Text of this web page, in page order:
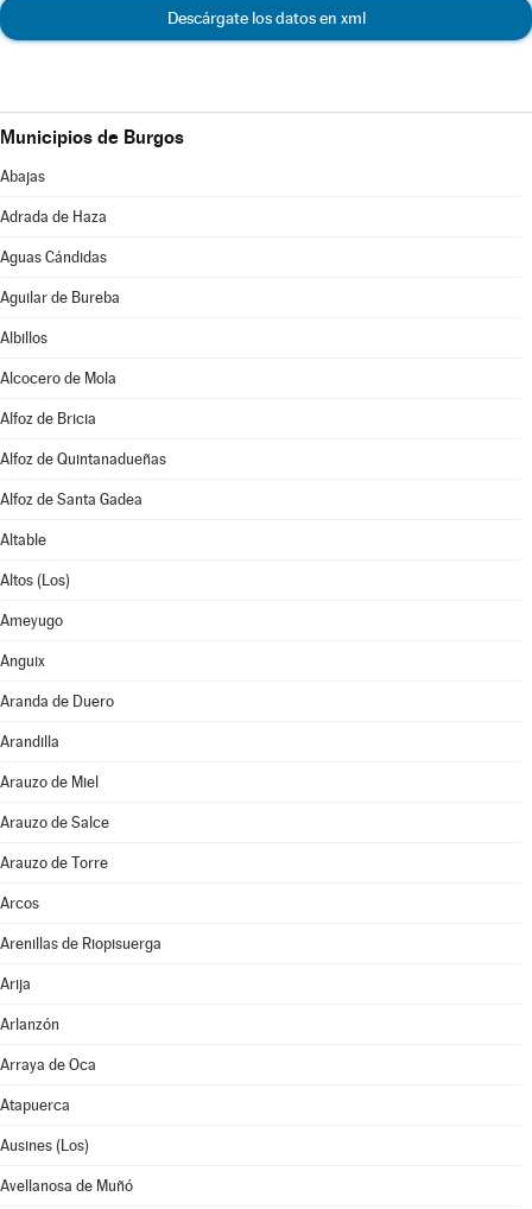
Descárgate los datos en xml
Municipios de Burgos
Abajas
Adrada de Haza
Aguas Cándidas
Aguilar de Bureba
Albillos
Alcocero de Mola
Alfoz de Bricia
Alfoz de Quintanadueñas
Alfoz de Santa Gadea
Altable
Altos (Los)
Ameyugo
Anguix
Aranda de Duero
Arandilla
Arauzo de Miel
Arauzo de Salce
Arauzo de Torre
Arcos
Arenillas de Riopisuerga
Arija
Arlanzón
Arraya de Oca
Atapuerca
Ausines (Los)
Avellanosa de Muñó